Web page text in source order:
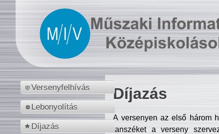
Versenyfelhívás
Lebonyolítás
Díjazás
Díjazás
A versenyen az első három
tanszéket a verseny